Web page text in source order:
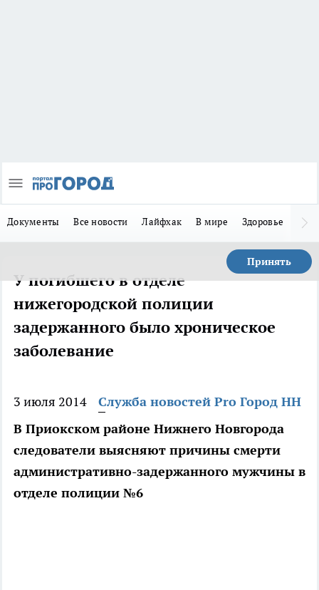
Документы Все новости Лайфхак В мире Здоровье
Принять
У погибшего в отделе
нижегородской полиции
задержанного было хроническое
заболевание
3 июля 2014
Служба новостей Pro Город НН
В Приокском районе Нижнего Новгорода
следователи выясняют причины смерти
административно-задержанного мужчины в
отделе полиции №6